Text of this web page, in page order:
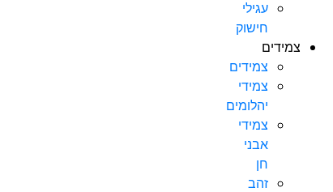
עגילי
חישוק
צמידים
צמידים
צמידי
יהלומים
צמידי
אבני
חן
זהב